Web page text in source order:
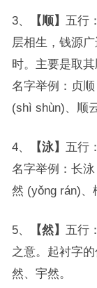
3、 【顺】 五行
层相生，钱源
时。主要是取其
名字举例：贞
(shì shùn)、顺
4、 【泳】 五行
名字举例：长
然 (yǒng rán)、
5、 【然】 五行
之意。起衬字
然、宇然。